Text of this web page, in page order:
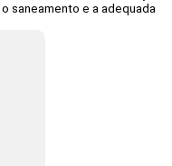
saneamento e a adequada